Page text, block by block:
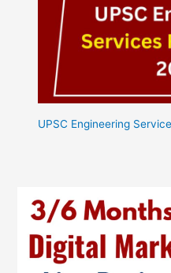
UPSC Engineering